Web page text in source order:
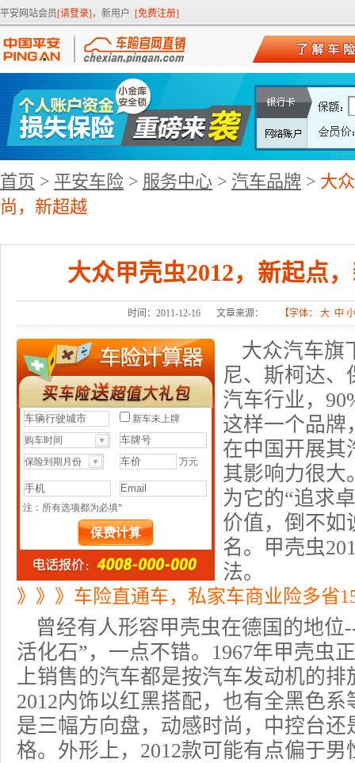
平安网站会员[请登录] ，新用户 [免费注册]
首页 > 平安车险 > 服务中心 > 汽车品牌 > 大
尚，新超越
大众甲壳虫2012，新起点
时间：2011-12-16 文章来源： 【字体： 大 中 小
大众汽车旗
尼、斯柯达、
汽车行业，
这样一个品牌
在中国开展其
其影响力很大
为它的“追求
价值，倒不如
名。甲壳虫
法。
》》》车险直通车，私家车商业险多省
曾经有人形容甲壳虫在德国的地位
活化石”，一点不错。1967年甲壳虫
上销售的汽车都是按汽车发动机的
2012内饰以红黑搭配，也有全黑色
是三幅方向盘，动感时尚，中控台
格。外形上，2012款可能有点偏于